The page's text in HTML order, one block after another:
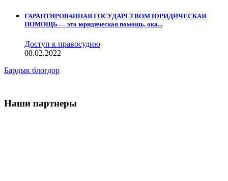
ГАРАНТИРОВАННАЯ ГОСУДАРСТВОМ ЮРИДИЧЕСКАЯ
ПОМОЩЬ — это юридическая помощь, ока...
Доступ к правосудию
08.02.2022
Бардык блогдор
Наши партнеры